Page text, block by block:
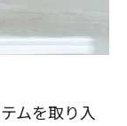
ムを取り入